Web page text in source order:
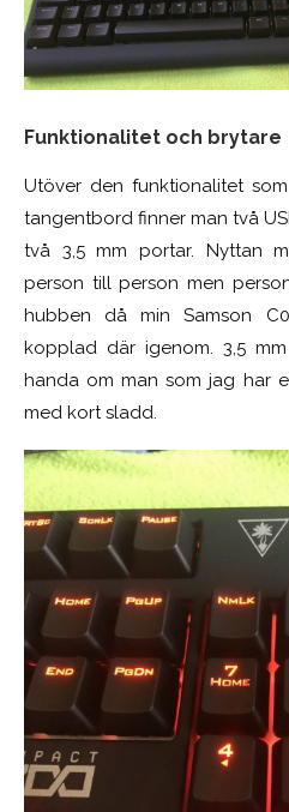
Funktionalitet och brytare
Utöver den funktionalitet
tangentbord finner man två
två 3,5 mm portar. Nyttan
person till person men
hubben då min Samson
kopplad där igenom. 3,5
handa om man som jag har
med kort sladd.